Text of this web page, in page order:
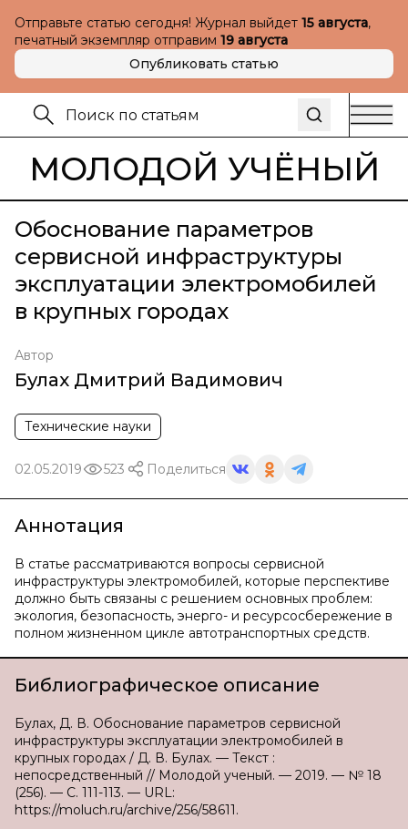
Отправьте статью сегодня! Журнал выйдет 15 августа,
печатный экземпляр отправим 19 августа
Опубликовать статью
МОЛОДОЙ УЧЁНЫЙ
Обоснование параметров
сервисной инфраструктуры
эксплуатации электромобилей
в крупных городах
Автор
Булах Дмитрий Вадимович
Технические науки
02.05.2019 523 Поделиться
Аннотация
В статье рассматриваются вопросы сервисной
инфраструктуры электромобилей, которые перспективе
должно быть связаны с решением основных проблем:
экология, безопасность, энерго- и ресурсосбережение в
полном жизненном цикле автотранспортных средств.
Библиографическое описание
Булах, Д. В. Обоснование параметров сервисной
инфраструктуры эксплуатации электромобилей в
крупных городах / Д. В. Булах. — Текст :
непосредственный // Молодой ученый. — 2019. — № 18
(256). — С. 111-113. — URL:
https://moluch.ru/archive/256/58611.